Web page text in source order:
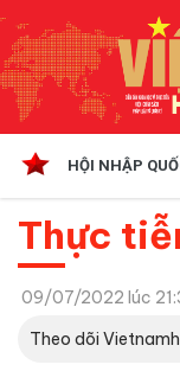
HỘI NHẬP
Thực
09/07/2022 lúc
Theo dõi